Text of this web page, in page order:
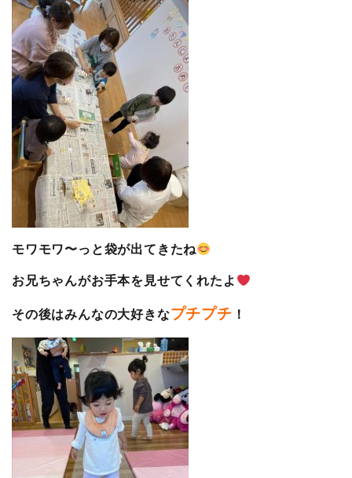
モワモワ〜っと袋が出てきたね
お兄ちゃんがお手本を見せてくれたよ
その後はみんなの大好きなプチプチ ！